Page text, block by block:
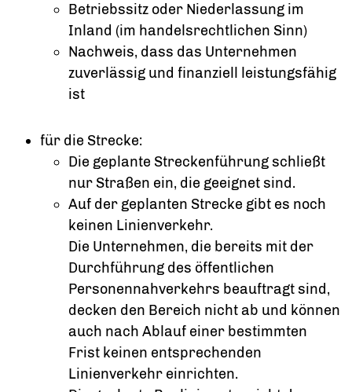
Betriebssitz oder Niederlassung im
Inland (im handelsrechtlichen Sinn)
Nachweis, dass das Unternehmen
zuverlässig und finanziell leistungsfähig
ist
für die Strecke:
Die geplante Streckenführung schließt
nur Straßen ein, die geeignet sind.
Auf der geplanten Strecke gibt es noch
keinen Linienverkehr.
Die Unternehmen, die bereits mit der
Durchführung des öffentlichen
Personennahverkehrs beauftragt sind,
decken den Bereich nicht ab und können
auch nach Ablauf einer bestimmten
Frist keinen entsprechenden
Linienverkehr einrichten.